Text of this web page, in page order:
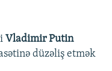
Vladimir Putin
düzəliş etmək